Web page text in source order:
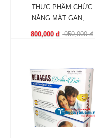
Nhà
thuốc
hệ
THỰC PHẨM CHỨC
NĂNG MÁT GAN, ...
800,000 đ 950,000 đ